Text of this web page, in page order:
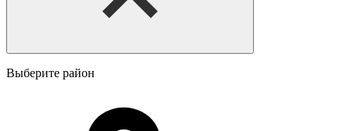
Выберите район